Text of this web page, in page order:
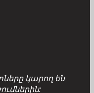
կարող են